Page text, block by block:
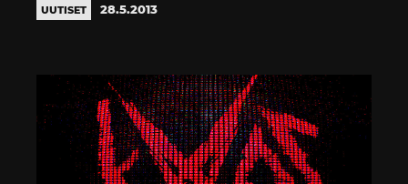
UUTISET 28.5.2013